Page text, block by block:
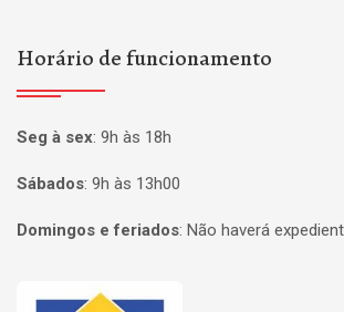
Horário de funcionamento
Seg à sex: 9h às 18h
Sábados: 9h às 13h00
Domingos e feriados: Não haverá
Página inicial